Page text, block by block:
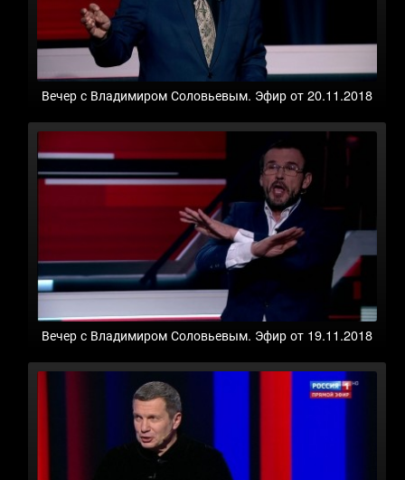
Вечер с Владимиром Соловьевым. Эфир от 20.11.2018
Вечер с Владимиром Соловьевым. Эфир от 19.11.2018